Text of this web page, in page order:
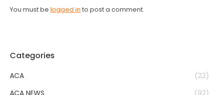
You must be logged in to post a comment.
Categories
ACA
(22)